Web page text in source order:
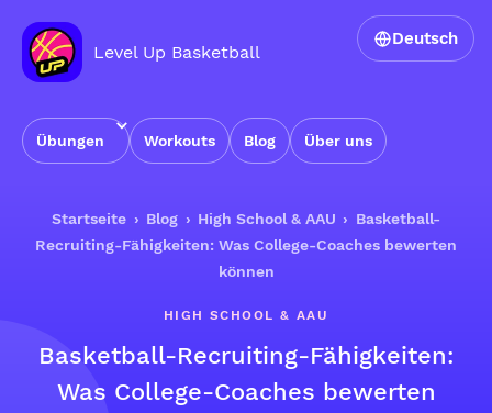
Level Up Basketball
Übungen Workouts Blog Über uns
Deutsch
Startseite › Blog › High School & AAU › Basketball-
Recruiting-Fähigkeiten: Was College-Coaches bewerten
können
HIGH SCHOOL & AAU
Basketball-Recruiting-Fähigkeiten:
Was College-Coaches bewerten